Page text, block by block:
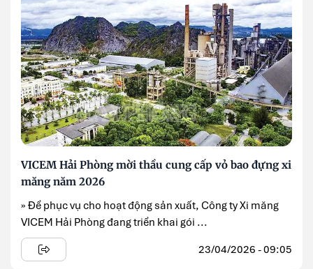
VICEM Hải Phòng mời thầu cung cấp vỏ bao đựng xi
măng năm 2026
» Để phục vụ cho hoạt động sản xuất, Công ty Xi măng
VICEM Hải Phòng đang triển khai gói ...
23/04/2026 - 09:05